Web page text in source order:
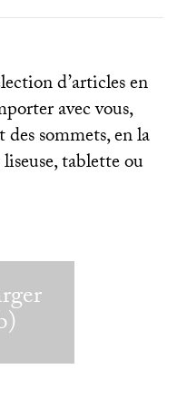
d’articles en
avec vous,
des sommets, en la
tablette ou